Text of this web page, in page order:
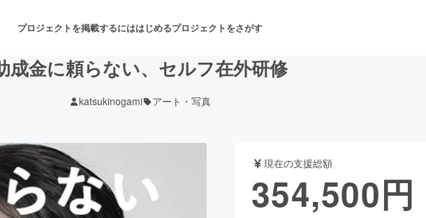
プロジェクトを掲載するにははじめるプロジェクトをさがす
音楽 舞台・パフォーマンス
ーム・サービス開発 ファッション
成金に頼らない、セルフ在外研修
katsukinogami アート・写真
現在の支援総額
354,500円